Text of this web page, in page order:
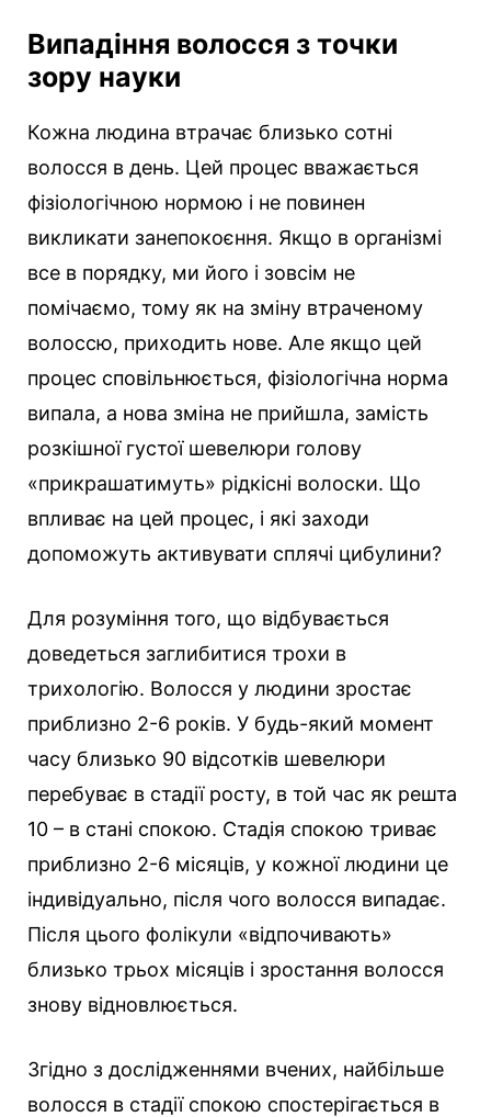
Випадіння волосся з точки
зору науки
Кожна людина втрачає близько сотні
волосся в день. Цей процес вважається
фізіологічною нормою і не повинен
викликати занепокоєння. Якщо в організмі
все в порядку, ми його і зовсім не
помічаємо, тому як на зміну втраченому
волоссю, приходить нове. Але якщо цей
процес сповільнюється, фізіологічна норма
випала, а нова зміна не прийшла, замість
розкішної густої шевелюри голову
«прикрашатимуть» рідкісні волоски. Що
впливає на цей процес, і які заходи
допоможуть активувати сплячі цибулини?
Для розуміння того, що відбувається
доведеться заглибитися трохи в
трихологію. Волосся у людини зростає
приблизно 2-6 років. У будь-який момент
часу близько 90 відсотків шевелюри
перебуває в стадії росту, в той час як решта
10 – в стані спокою. Стадія спокою триває
приблизно 2-6 місяців, у кожної людини це
індивідуально, після чого волосся випадає.
Після цього фолікули «відпочивають»
близько трьох місяців і зростання волосся
знову відновлюється.
Згідно з дослідженнями вчених, найбільше
волосся в стадії спокою спостерігається в